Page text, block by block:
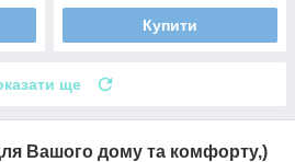
Купити
ще
Вашого дому та комфорту,)